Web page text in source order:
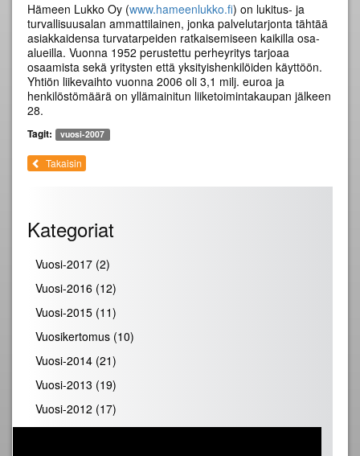
Hämeen Lukko Oy (www.hameenlukko.fi) on lukitus- ja
turvallisuusalan ammattilainen, jonka palvelutarjonta tähtää
asiakkaidensa turvatarpeiden ratkaisemiseen kaikilla osa-
alueilla. Vuonna 1952 perustettu perheyritys tarjoaa
osaamista sekä yritysten että yksityishenkilöiden käyttöön.
Yhtiön liikevaihto vuonna 2006 oli 3,1 milj. euroa ja
henkilöstömäärä on yllämainitun liiketoimintakaupan jälkeen
28.
Tagit: vuosi-2007
Takaisin
Kategoriat
Vuosi-2017 (2)
Vuosi-2016 (12)
Vuosi-2015 (11)
Vuosikertomus (10)
Vuosi-2014 (21)
Vuosi-2013 (19)
Vuosi-2012 (17)